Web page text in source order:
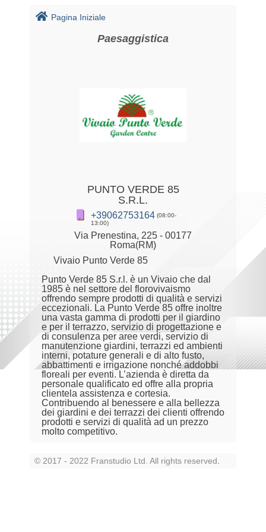
Pagina Iniziale
Paesaggistica
PUNTO VERDE 85
S.R.L.
+39062753164 (08:00-
13:00)
Via Prenestina, 225 - 00177
Roma(RM)
Vivaio Punto Verde 85
Punto Verde 85 S.r.l. è un Vivaio che dal
1985 è nel settore del florovivaismo
offrendo sempre prodotti di qualità e servizi
eccezionali. La Punto Verde 85 offre inoltre
una vasta gamma di prodotti per il giardino
e per il terrazzo, servizio di progettazione e
di consulenza per aree verdi, servizio di
manutenzione giardini, terrazzi ed ambienti
interni, potature generali e di alto fusto,
abbattimenti e irrigazione nonché addobbi
floreali per eventi. L’azienda è diretta da
personale qualificato ed offre alla propria
clientela assistenza e cortesia.
Contribuendo al benessere e alla bellezza
dei giardini e dei terrazzi dei clienti offrendo
prodotti e servizi di qualità ad un prezzo
molto competitivo.
© 2017 - 2022 Franstudio Ltd. All rights reserved